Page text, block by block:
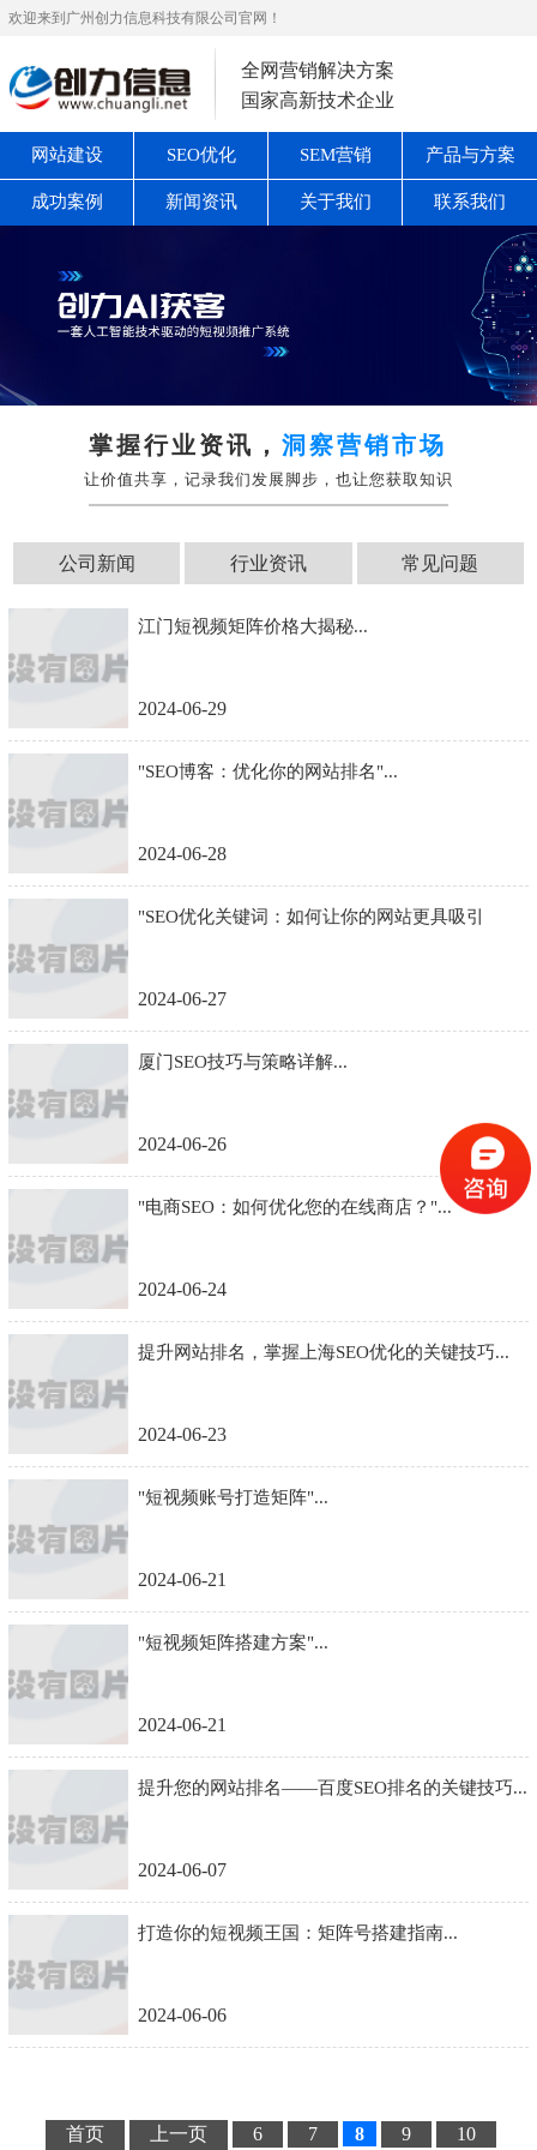
欢迎来到广州创力信息科技有限公司官网！
全网营销解决方案
国家高新技术企业
网站建设 SEO优化 SEM营销 产品与方案
成功案例 新闻资讯 关于我们 联系我们
掌握行业资讯，洞察营销市场
让价值共享，记录我们发展脚步，也让您获取知识
公司新闻 行业资讯 常见问题
江门短视频矩阵价格大揭秘...
2024-06-29
"SEO博客：优化你的网站排名"...
2024-06-28
"SEO优化关键词：如何让你的网站更具吸引
2024-06-27
厦门SEO技巧与策略详解...
2024-06-26
"电商SEO：如何优化您的在线商店？"...
2024-06-24
提升网站排名，掌握上海SEO优化的关键技巧...
2024-06-23
"短视频账号打造矩阵"...
2024-06-21
"短视频矩阵搭建方案"...
2024-06-21
提升您的网站排名——百度SEO排名的关键技巧...
2024-06-07
打造你的短视频王国：矩阵号搭建指南...
2024-06-06
首页 上一页 6 7 8 9 10